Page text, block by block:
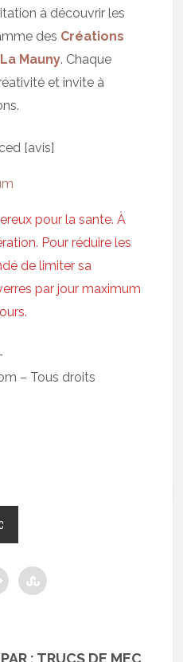
à découvrir les
des Créations
Mauny. Chaque
et invite à
pour la sante. À
Pour réduire les
de limiter sa
par jour maximum
– Tous droits
: TRUCS DE MEC